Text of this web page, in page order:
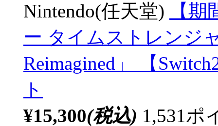
Nintendo(任天堂)
【
ー タイムストレンジ
Reimagined」 【
ト
¥15,300(税込) 1,531ポ